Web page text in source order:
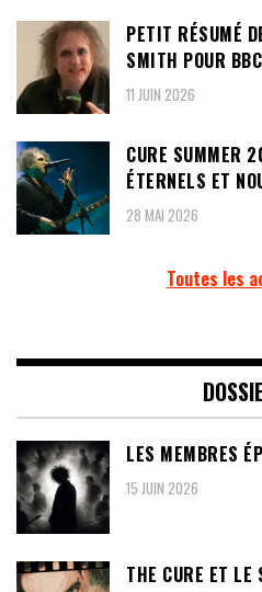
PETIT RÉSUMÉ
SMITH POUR
11 JUIN 2026
CURE SUMMER
ÉTERNELS ET
28 MAI 2026
Toutes les
LES MEMBRES
15 JUIN 2026
THE CURE ET LE